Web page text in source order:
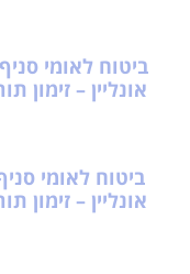
ביטוח לאומי
אונליין –
ביטוח לאומי
אונליין –